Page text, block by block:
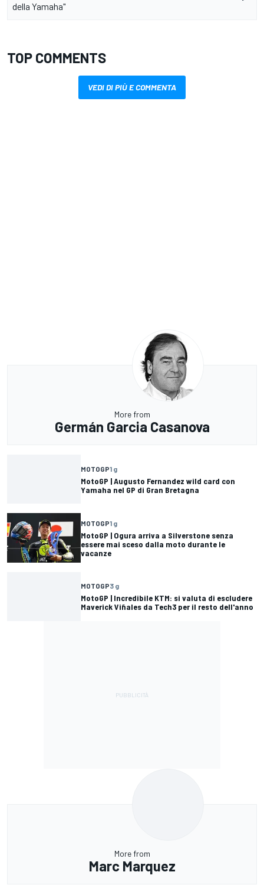
della Yamaha"
TOP COMMENTS
VEDI DI PIÙ E COMMENTA
More from
Germán Garcia Casanova
MOTOGP1 g
MotoGP | Augusto Fernandez wild card con
Yamaha nel GP di Gran Bretagna
MOTOGP1 g
MotoGP | Ogura arriva a Silverstone senza
essere mai sceso dalla moto durante le
vacanze
MOTOGP3 g
MotoGP | Incredibile KTM: si valuta di escludere
Maverick Viñales da Tech3 per il resto dell'anno
More from
Marc Marquez